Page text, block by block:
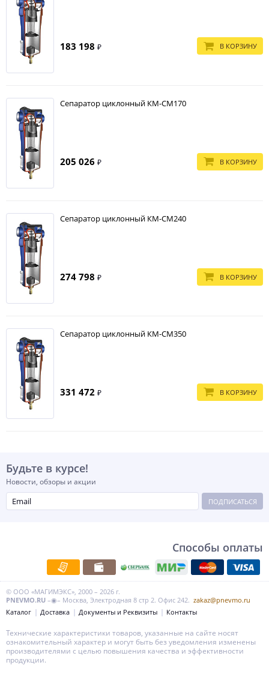
183 198 ₽ В КОРЗИНУ
Сепаратор циклонный КМ-СМ170
205 026 ₽ В КОРЗИНУ
Сепаратор циклонный КМ-СМ240
274 798 ₽ В КОРЗИНУ
Сепаратор циклонный КМ-СМ350
331 472 ₽ В КОРЗИНУ
Будьте в курсе!
Новости, обзоры и акции
ПОДПИСАТЬСЯ
Способы оплаты
© ООО «МАГИМЭКС», 2000 – 2026 г.
PNEVMO.RU –◉– Москва, Электродная 8 стр 2. Офис 242. zakaz@pnevmo.ru
Каталог
Доставка Документы и Реквизиты Контакты
Технические характеристики товаров, указанные на сайте носят
ознакомительный характер и могут быть без уведомления изменены
производителями с целью повышения качества и эффективности
продукции.